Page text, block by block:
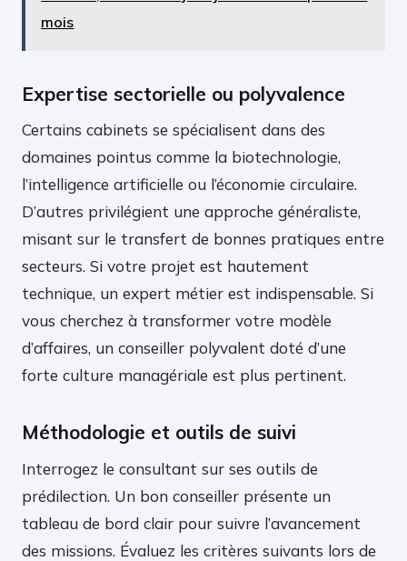
mois
Expertise sectorielle ou polyvalence
Certains cabinets se spécialisent dans des
domaines pointus comme la biotechnologie,
l’intelligence artificielle ou l’économie circulaire.
D’autres privilégient une approche généraliste,
misant sur le transfert de bonnes pratiques entre
secteurs. Si votre projet est hautement
technique, un expert métier est indispensable. Si
vous cherchez à transformer votre modèle
d’affaires, un conseiller polyvalent doté d’une
forte culture managériale est plus pertinent.
Méthodologie et outils de suivi
Interrogez le consultant sur ses outils de
prédilection. Un bon conseiller présente un
tableau de bord clair pour suivre l’avancement
des missions. Évaluez les critères suivants lors de